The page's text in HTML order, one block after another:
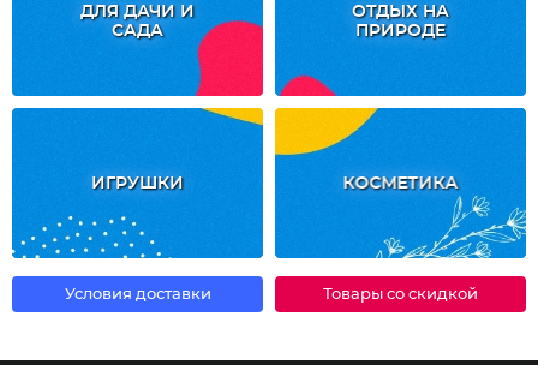
ДЛЯ ДАЧИ И
САДА
ОТДЫХ НА
ПРИРОДЕ
ИГРУШКИ КОСМЕТИКА
Условия доставки Товары со скидкой